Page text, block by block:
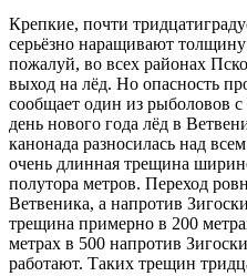
Крепкие, почти
серьёзно наращивают
пожалуй, во всех районах
выход на лёд. Но опасность
сообщает один из рыболовов
день нового года лёд в
канонада разносилась над
очень длинная трещина
полутора метров. Переход
Ветвеника, а напротив
трещина примерно в 200
метрах в 500 напротив
работают. Таких трещин